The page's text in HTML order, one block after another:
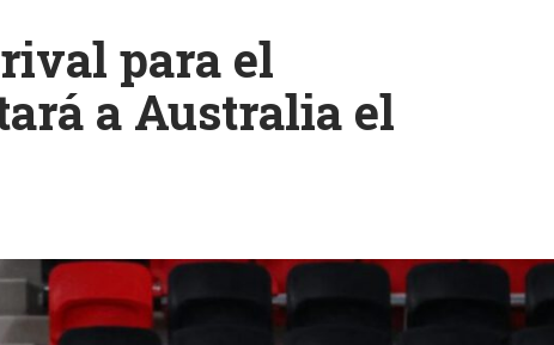
para el
a Australia el